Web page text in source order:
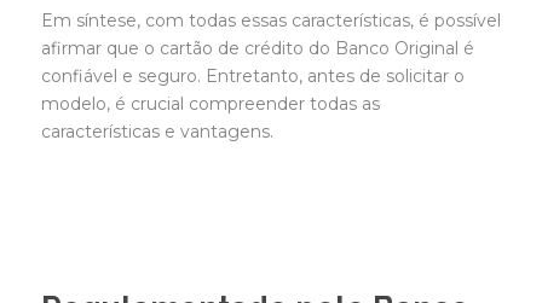
Em síntese, com todas essas características, é possível
afirmar que o cartão de crédito do Banco Original é
confiável e seguro. Entretanto, antes de solicitar o
modelo, é crucial compreender todas as
características e vantagens.